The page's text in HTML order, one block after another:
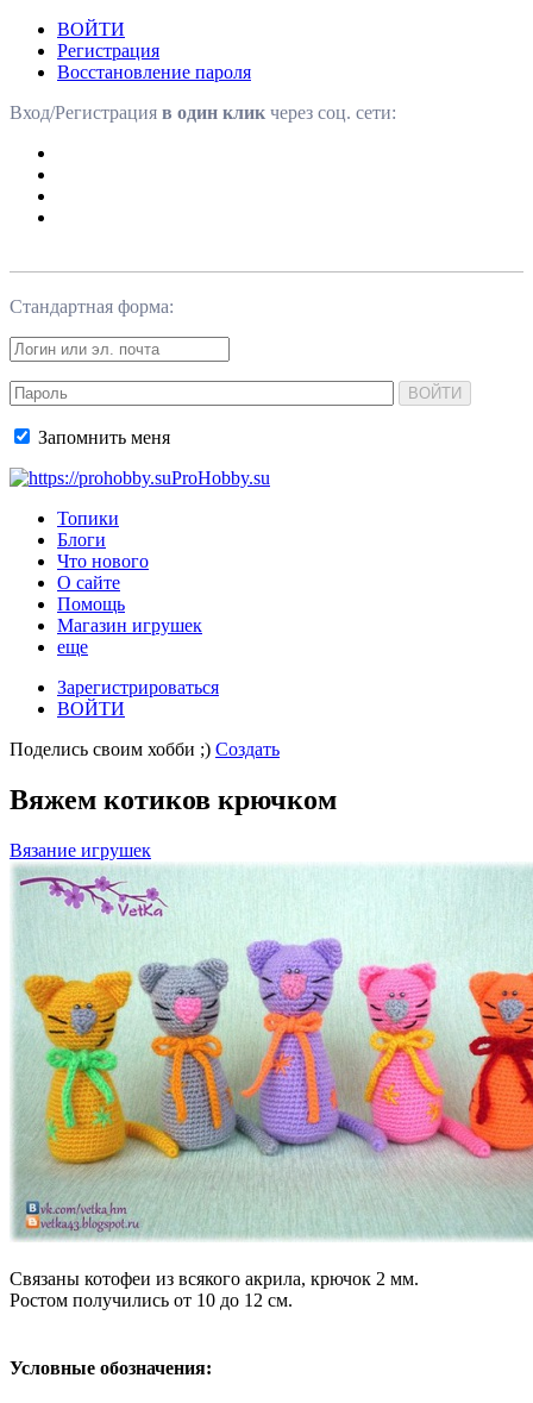
ВОЙТИ
Регистрация
Восстановление пароля
Вход/Регистрация в один клик через соц. сети:
Стандартная форма:
ВОЙТИ
Запомнить меня
ProHobby.su
Топики
Блоги
Что нового
О сайте
Помощь
Магазин игрушек
еще
Зарегистрироваться
ВОЙТИ
Поделись своим хобби ;) Создать
Вяжем котиков крючком
Вязание игрушек
Связаны котофеи из всякого акрила, крючок 2 мм.
Ростом получились от 10 до 12 см.
Условные обозначения: